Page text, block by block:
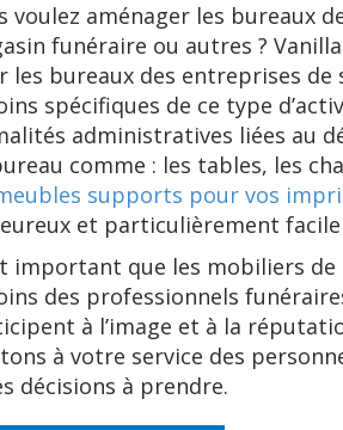
voulez aménager les bureaux
funéraire ou autres ?
les bureaux des entreprises
spécifiques de ce type
administratives liées au
comme : les tables, les
supports pour vos
et particulièrement
important que les mobiliers de
des professionnels
à l’image et à la
à votre service des
décisions à prendre.